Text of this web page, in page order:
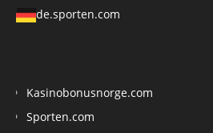
de.sporten.com
Kasinobonusnorge.com
Sporten.com